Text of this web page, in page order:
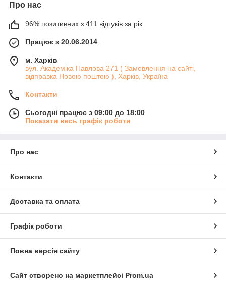
Про нас
96% позитивних з 411 відгуків за рік
Працює з 20.06.2014
м. Харків
вул. Академіка Павлова 271 ( Замовлення на сайті,
відправка Новою поштою ), Харків, Україна
Контакти
Сьогодні працює з 09:00 до 18:00
Показати весь графік роботи
Про нас
Контакти
Доставка та оплата
Графік роботи
Повна версія сайту
Сайт створено на маркетплейсі Prom.ua